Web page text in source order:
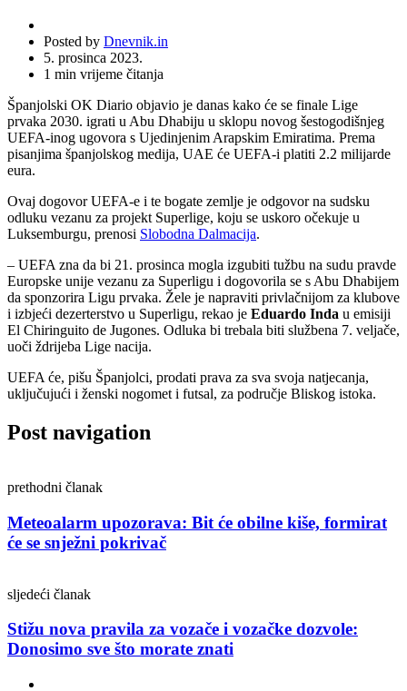
Posted by Dnevnik.in
5. prosinca 2023.
1 min vrijeme čitanja
Španjolski OK Diario objavio je danas kako će se finale Lige
prvaka 2030. igrati u Abu Dhabiju u sklopu novog šestogodišnjeg
UEFA-inog ugovora s Ujedinjenim Arapskim Emiratima. Prema
pisanjima španjolskog medija, UAE će UEFA-i platiti 2.2 milijarde
eura.
Ovaj dogovor UEFA-e i te bogate zemlje je odgovor na sudsku
odluku vezanu za projekt Superlige, koju se uskoro očekuje u
Luksemburgu, prenosi Slobodna Dalmacija.
– UEFA zna da bi 21. prosinca mogla izgubiti tužbu na sudu pravde
Europske unije vezanu za Superligu i dogovorila se s Abu Dhabijem
da sponzorira Ligu prvaka. Žele je napraviti privlačnijom za klubove
i izbjeći dezerterstvo u Superligu, rekao je Eduardo Inda u emisiji
El Chiringuito de Jugones. Odluka bi trebala biti službena 7. veljače,
uoči ždrijeba Lige nacija.
UEFA će, pišu Španjolci, prodati prava za sva svoja natjecanja,
uključujući i ženski nogomet i futsal, za područje Bliskog istoka.
Post navigation
prethodni članak
Meteoalarm upozorava: Bit će obilne kiše, formirat
će se snježni pokrivač
sljedeći članak
Stižu nova pravila za vozače i vozačke dozvole:
Donosimo sve što morate znati